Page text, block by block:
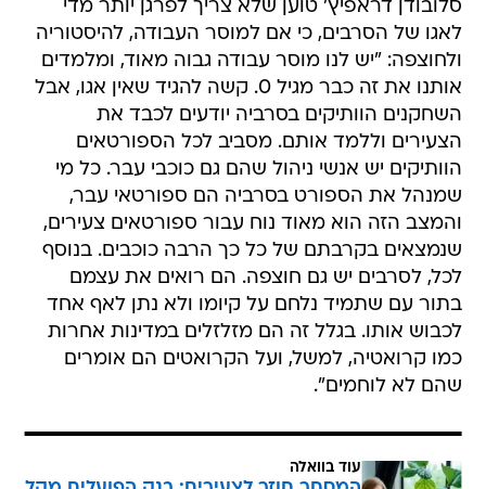
סלובודן דראפיץ' טוען שלא צריך לפרגן יותר מדי
לאגו של הסרבים, כי אם למוסר העבודה, להיסטוריה
ולחוצפה: "יש לנו מוסר עבודה גבוה מאוד, ומלמדים
אותנו את זה כבר מגיל 0. קשה להגיד שאין אגו, אבל
השחקנים הוותיקים בסרביה יודעים לכבד את
הצעירים וללמד אותם. מסביב לכל הספורטאים
הוותיקים יש אנשי ניהול שהם גם כוכבי עבר. כל מי
שמנהל את הספורט בסרביה הם ספורטאי עבר,
והמצב הזה הוא מאוד נוח עבור ספורטאים צעירים,
שנמצאים בקרבתם של כל כך הרבה כוכבים. בנוסף
לכל, לסרבים יש גם חוצפה. הם רואים את עצמם
בתור עם שתמיד נלחם על קיומו ולא נתן לאף אחד
לכבוש אותו. בגלל זה הם מזלזלים במדינות אחרות
כמו קרואטיה, למשל, ועל הקרואטים הם אומרים
שהם לא לוחמים".
עוד בוואלה